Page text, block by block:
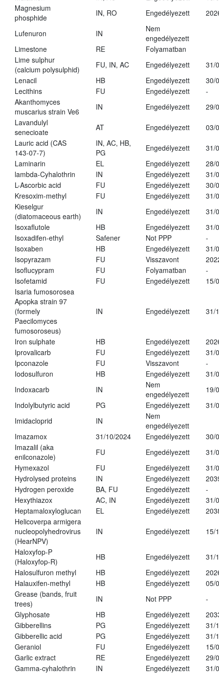
Magnesium
phosphide
IN, RO Engedélyezett
Lufenuron IN
Nem
engedélyezett
Limestone
RE
Folyamatban
Lime sulphur
(calcium polysulphid)
FU, IN, AC Engedélyezett
31/
Lenacil
HB Engedélyezett
30/
Lecithins
FU Engedélyezett
-
Akanthomyces
muscarius strain Ve6
IN Engedélyezett
29/
Lavandulyl
senecioate
AT Engedélyezett
03/
Lauric acid (CAS
143-07-7)
IN, AC, HB,
PG
Engedélyezett
31/
Laminarin
EL Engedélyezett
28/
lambda-Cyhalothrin
IN Engedélyezett
31/
L-Ascorbic acid
FU Engedélyezett
30/
Kresoxim-methyl
FU Engedélyezett
31/
Kieselgur
(diatomaceous earth)
IN Engedélyezett
31/
Isoxaflutole
HB Engedélyezett
31/
Isoxadifen-ethyl
Safener Not PPP
-
Isoxaben
HB Engedélyezett
31/
Isopyrazam
FU Visszavont
Isoflucypram
FU Folyamatban
-
Isofetamid
FU Engedélyezett
15/
Isaria fumosorosea
Apopka strain 97
(formely
Paecilomyces
fumosoroseus)
IN Engedélyezett 31/
Iron sulphate HB Engedélyezett
Iprovalicarb
FU Engedélyezett
31/
Ipconazole
FU Visszavont
-
Iodosulfuron
HB Engedélyezett
31/
Indoxacarb
IN
Nem
engedélyezett
19/
Indolylbutyric acid
PG Engedélyezett
31/
Imidacloprid
IN
Nem
engedélyezett
Imazamox
31/10/2024 Engedélyezett
30/
Imazalil (aka
enilconazole)
FU Engedélyezett
31/
Hymexazol
FU Engedélyezett
31/
Hydrolysed proteins
IN Engedélyezett
Hydrogen peroxide
BA, FU Engedélyezett
-
Hexythiazox
AC, IN Engedélyezett
31/
Heptamaloxyloglucan
EL Engedélyezett
Helicoverpa armigera
nucleopolyhedrovirus
(HearNPV)
IN Engedélyezett 15/
Haloxyfop-P
(Haloxyfop-R)
HB Engedélyezett
31/
Halosulfuron methyl
HB Engedélyezett
Halauxifen-methyl
HB Engedélyezett
05/
Grease (bands, fruit
trees)
IN Not PPP
-
Glyphosate
HB Engedélyezett
Gibberellins
PG Engedélyezett
31/
Gibberellic acid
PG Engedélyezett
31/
Geraniol
FU Engedélyezett
15/
Garlic extract
RE Engedélyezett
29/
Gamma-cyhalothrin
IN Engedélyezett
31/